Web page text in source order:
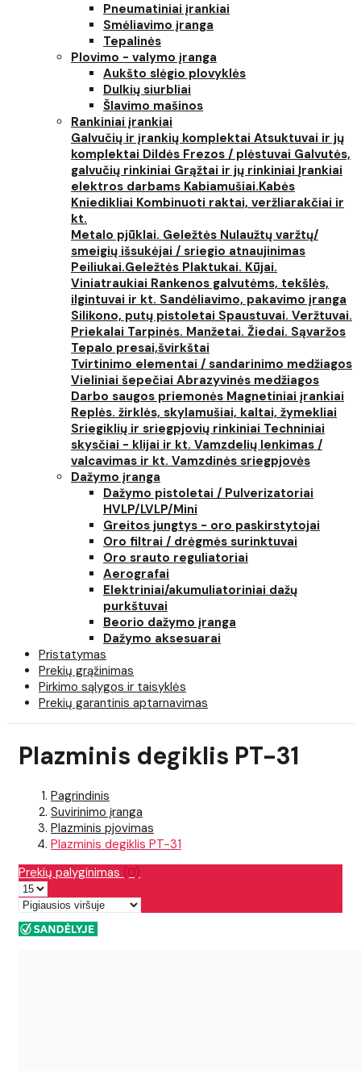
Pneumatiniai įrankiai
Smėliavimo įranga
Tepalinės
Plovimo - valymo įranga
Aukšto slėgio plovyklės
Dulkių siurbliai
Šlavimo mašinos
Rankiniai įrankiai
Galvučių ir įrankių komplektai Atsuktuvai ir jų
komplektai Dildės Frezos / plėstuvai Galvutės,
galvučių rinkiniai Grąžtai ir jų rinkiniai Įrankiai
elektros darbams Kabiamušiai.Kabės
Kniedikliai Kombinuoti raktai, veržliarakčiai ir
kt.
Metalo pjūklai. Geležtės Nulaužtų varžtų/
smeigių išsukėjai / sriegio atnaujinimas
Peiliukai.Geležtės Plaktukai. Kūjai.
Viniatraukiai Rankenos galvutėms, tekšlės,
ilgintuvai ir kt. Sandėliavimo, pakavimo įranga
Silikono, putų pistoletai Spaustuvai. Veržtuvai.
Priekalai Tarpinės. Manžetai. Žiedai. Sąvaržos
Tepalo presai,švirkštai
Tvirtinimo elementai / sandarinimo medžiagos
Vieliniai šepečiai Abrazyvinės medžiagos
Darbo saugos priemonės Magnetiniai įrankiai
Replės. žirklės, skylamušiai, kaltai, žymekliai
Sriegiklių ir sriegpjovių rinkiniai Techniniai
skysčiai - klijai ir kt. Vamzdelių lenkimas /
valcavimas ir kt. Vamzdinės sriegpjovės
Dažymo įranga
Dažymo pistoletai / Pulverizatoriai
HVLP/LVLP/Mini
Greitos jungtys - oro paskirstytojai
Oro filtrai / drėgmės surinktuvai
Oro srauto reguliatoriai
Aerografai
Elektriniai/akumuliatoriniai dažų
purkštuvai
Beorio dažymo įranga
Dažymo aksesuarai
Pristatymas
Prekių grąžinimas
Pirkimo sąlygos ir taisyklės
Prekių garantinis aptarnavimas
Plazminis degiklis PT-31
Pagrindinis
Suvirinimo įranga
Plazminis pjovimas
Plazminis degiklis PT-31
Prekių palyginimas (0)